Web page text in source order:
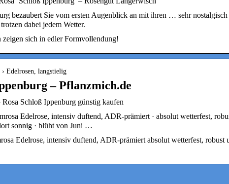
bezaubert Sie vom ersten Augenblick an mit ihren … sehr nostalgisch
dabei jedem Wetter.
sich in edler Formvollendung!
Edelrosen, langstielig
– Pflanzmich.de
Schloß Ippenburg günstig kaufen
Edelrose, intensiv duftend, ADR-prämiert · absolut wetterfest,
sonnig · blüht von Juni …
Edelrose, intensiv duftend, ADR-prämiert absolut wetterfest, robust